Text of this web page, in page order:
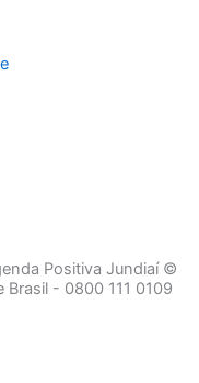
Positiva Jundiaí ©
- 0800 111 0109